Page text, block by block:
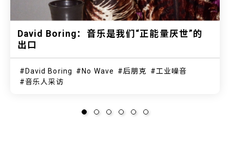
David Boring：音乐是我们“正能量厌世”的
出口
David Boring No Wave 后朋克
工业噪音
音乐人采访